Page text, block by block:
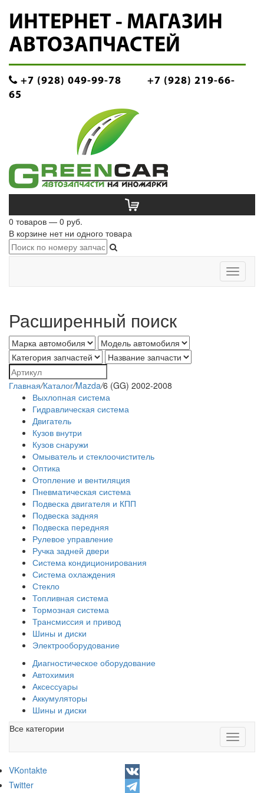
ИНТЕРНЕТ - МАГАЗИН
АВТОЗАПЧАСТЕЙ
+7 (928) 049-99-78
+7 (928) 219-66-
65
0 товаров — 0 руб.
В корзине нет ни одного товара
Toggle
Расширенный поиск
Главная/Каталог/Mazda/6 (GG) 2002-2008
Выхлопная система
Гидравлическая система
Двигатель
Кузов внутри
Кузов снаружи
Омыватель и стеклоочиститель
Оптика
Отопление и вентиляция
Пневматическая система
Подвеска двигателя и КПП
Подвеска задняя
Подвеска передняя
Рулевое управление
Ручка задней двери
Система кондиционирования
Система охлаждения
Стекло
Топливная система
Тормозная система
Трансмиссия и привод
Шины и диски
Электрооборудование
Диагностическое оборудование
Автохимия
Аксессуары
Аккумуляторы
Шины и диски
Toggle
Все категории
VKontakte
Twitter